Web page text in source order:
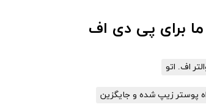
برای پی دی اف
اف. اتو
پوستر زیپ شده و جایگزین